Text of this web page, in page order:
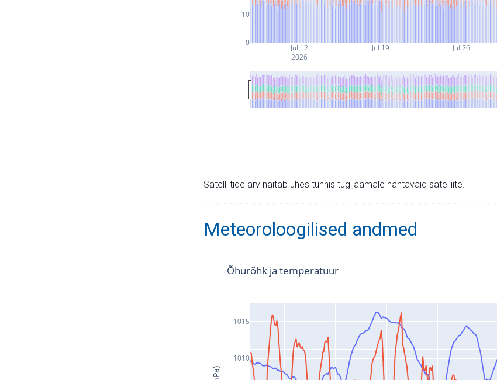
Jul 12
2026
Jul 19 Jul 26
0
10
Satelliitide arv näitab ühes tunnis tugijaamale nähtavaid satelliite.
Meteoroloogilised andmed
1010
1015
Õhurõhk ja temperatuur